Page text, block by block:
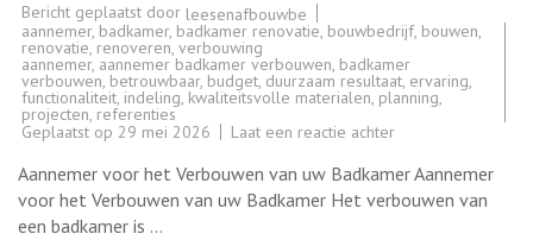
Bericht geplaatst door leesenafbouwbe
aannemer, badkamer, badkamer renovatie, bouwbedrijf, bouwen,
renovatie, renoveren, verbouwing
aannemer, aannemer badkamer verbouwen, badkamer
verbouwen, betrouwbaar, budget, duurzaam resultaat, ervaring,
functionaliteit, indeling, kwaliteitsvolle materialen, planning,
projecten, referenties
Geplaatst op 29 mei 2026 Laat een reactie achterop
Aannemer
voor
Badkamer
Verbouwen:
Aannemer voor het Verbouwen van uw Badkamer Aannemer
voor het Verbouwen van uw Badkamer Het verbouwen van
een badkamer is …